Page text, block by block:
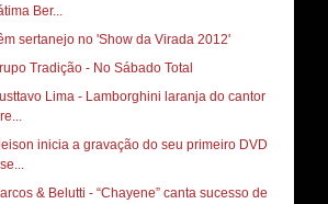
Ber...
sertanejo no 'Show da Virada 2012'
Tradição - No Sábado Total
Lima - Lamborghini laranja do cantor
inicia a gravação do seu primeiro DVD
& Belutti - “Chayene” canta sucesso de